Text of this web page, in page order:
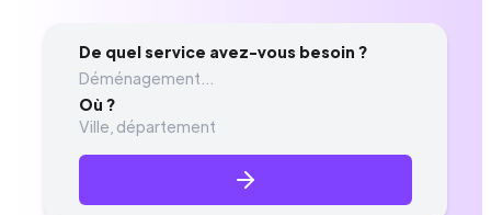
De quel service avez-vous besoin ?
Déménagement...
Où ?